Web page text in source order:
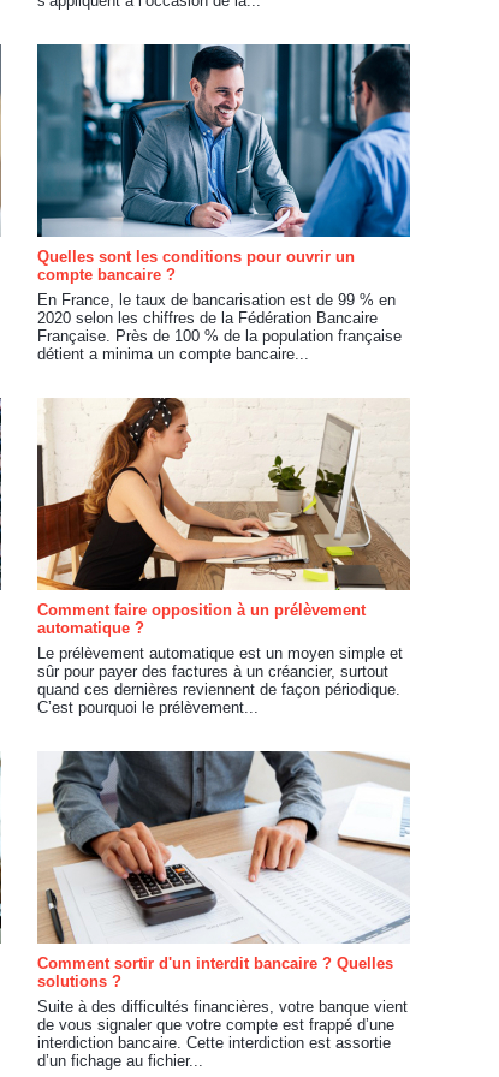
Quelles sont les conditions pour ouvrir un
compte bancaire ?
En France, le taux de bancarisation est de 99 % en
2020 selon les chiffres de la Fédération Bancaire
Française. Près de 100 % de la population française
détient a minima un compte bancaire...
Comment faire opposition à un prélèvement
automatique ?
Le prélèvement automatique est un moyen simple et
sûr pour payer des factures à un créancier, surtout
quand ces dernières reviennent de façon périodique.
C’est pourquoi le prélèvement...
Comment sortir d'un interdit bancaire ? Quelles
solutions ?
Suite à des difficultés financières, votre banque vient
de vous signaler que votre compte est frappé d’une
interdiction bancaire. Cette interdiction est assortie
d’un fichage au fichier...